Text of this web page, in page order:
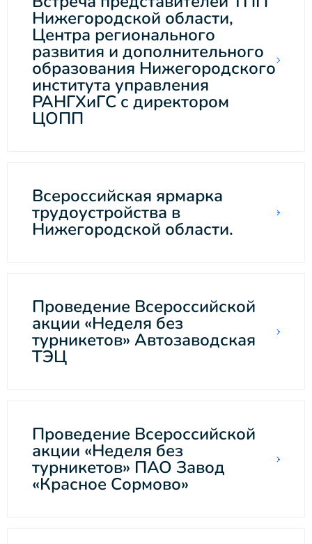
Нижегородской области,
Центра регионального
развития и дополнительного
образования Нижегородского
института управления
РАНГХиГС с директором
ЦОПП
Всероссийская ярмарка
трудоустройства в
Нижегородской области.
Проведение Всероссийской
акции «Неделя без
турникетов» Автозаводская
ТЭЦ
Проведение Всероссийской
акции «Неделя без
турникетов» ПАО Завод
«Красное Сормово»